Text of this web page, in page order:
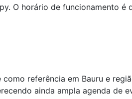
O horário de funcionamento é
referência em Bauru e
ainda ampla agenda de